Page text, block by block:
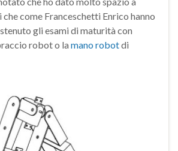
come Franceschetti Enrico hanno
gli esami di maturità con
robot o la mano robotdi